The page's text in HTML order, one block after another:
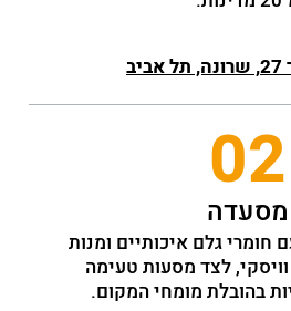
02
מסעדה
בהובלת מומחי המקום.